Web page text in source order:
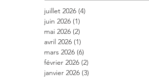
juillet 2026 (4)
juin 2026 (1)
mai 2026 (2)
avril 2026 (1)
mars 2026 (6)
février 2026 (2)
janvier 2026 (3)